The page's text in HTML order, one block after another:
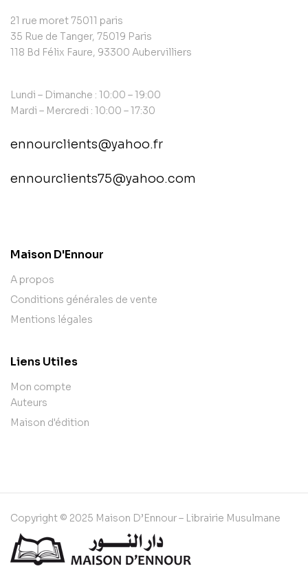
21 rue moret 75011 paris
35 Rue de Tanger, 75019 Paris
118 Bd Félix Faure, 93300 Aubervilliers
Lundi – Dimanche : 10:00 – 19:00
Mardi – Mercredi : 10:00 – 17:30
ennourclients@yahoo.fr
ennourclients75@yahoo.com
Maison D'Ennour
A propos
Conditions générales de vente
Mentions légales
Liens Utiles
Mon compte
Auteurs
Maison d'édition
Copyright © 2025 Maison D’Ennour – Librairie Musulmane